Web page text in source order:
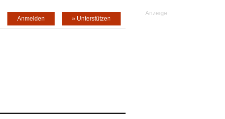
» Unterstützen
Anmelden